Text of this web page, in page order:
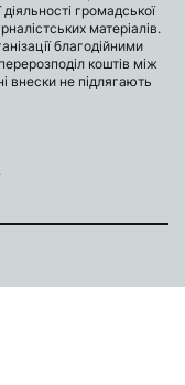
громадської
матеріалів.
благодійними
коштів між
внески не підлягають